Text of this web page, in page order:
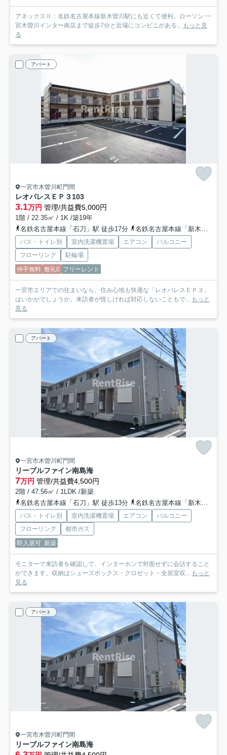
アネックスⅡ：名鉄名古屋本線新木曽川駅にも近くて便利。ローソン 一
宮木曽川インター南店まで徒歩7分と近場にコンビニがある... もっと見
る
アパート
一宮市木曽川町門間
レオパレスＥＰ３103
3.1万円 管理/共益費5,000円
1階 / 22.35㎡ / 1K /築19年
名鉄名古屋本線「石刀」駅 徒歩17分
名鉄名古屋本線「新木曽川」駅 徒歩22分
バス・トイレ別 室内洗濯機置場 エアコン
バルコニー
フローリング
駐輪場
仲手無料 敷礼0 フリーレント
一宮市エリアでの住まいなら、住み心地も快適な「レオパレスＥＰ３」
はいかがでしょうか。来訪者が怪しければ対応しないこともで... もっと
見る
アパート
一宮市木曽川町門間
リーブルファイン南島海
7万円 管理/共益費4,500円
2階 / 47.56㎡ / 1LDK /新築
名鉄名古屋本線「石刀」駅 徒歩13分
名鉄名古屋本線「新木曽川」駅 徒歩24分
バス・トイレ別 室内洗濯機置場 エアコン
バルコニー
フローリング
都市ガス
即入居可 新築
モニターで来訪者を確認して、インターホンで対面せずに会話すること
ができます。収納はシューズボックス・クロゼット・全居室収... もっと
見る
アパート
一宮市木曽川町門間
リーブルファイン南島海